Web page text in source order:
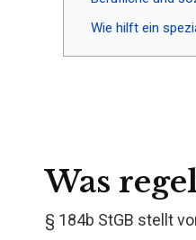
Wie hilft ein
Was
§ 184b StGB stellt